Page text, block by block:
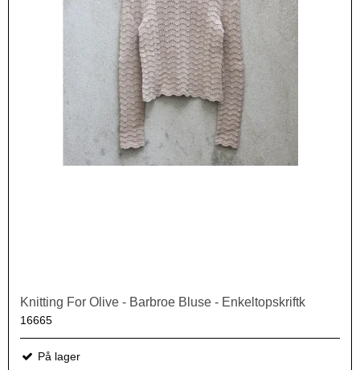
Knitting For Olive - Barbroe Bluse - Enkeltopskriftk
16665
På lager